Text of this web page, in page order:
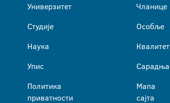
Универзитет
Студије
Наука
Упис
Политика
приватности
Чланице
Особље
Квалитет
Сарадња
Мапа
сајта